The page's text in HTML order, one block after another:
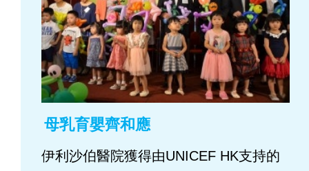
母乳育嬰齊和應
伊利沙伯醫院獲得由UNICEF HK支持的